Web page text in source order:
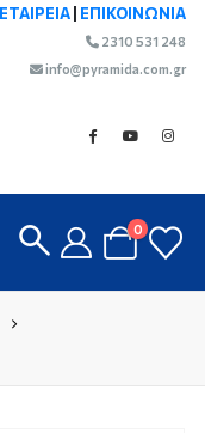
ΕΠΙΚΟΙΝΩΝΙΑ
2310 531 248
info@pyramida.com.gr
0